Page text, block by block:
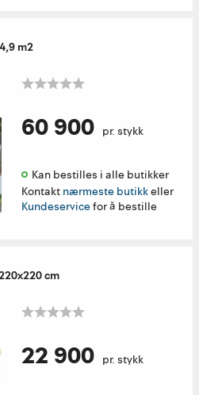
m2
60 900 pr. stykk
Kan bestilles i alle butikker
Kontakt nærmeste butikkeller
Kundeservicefor å bestille
cm
22 900 pr. stykk